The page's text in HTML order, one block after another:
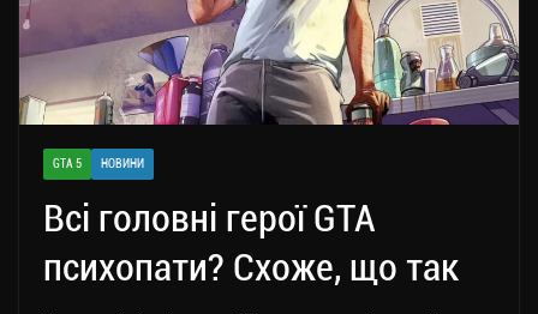
GTA 5 НОВИНИ
Всі головні герої GTA
психопати? Схоже, що так